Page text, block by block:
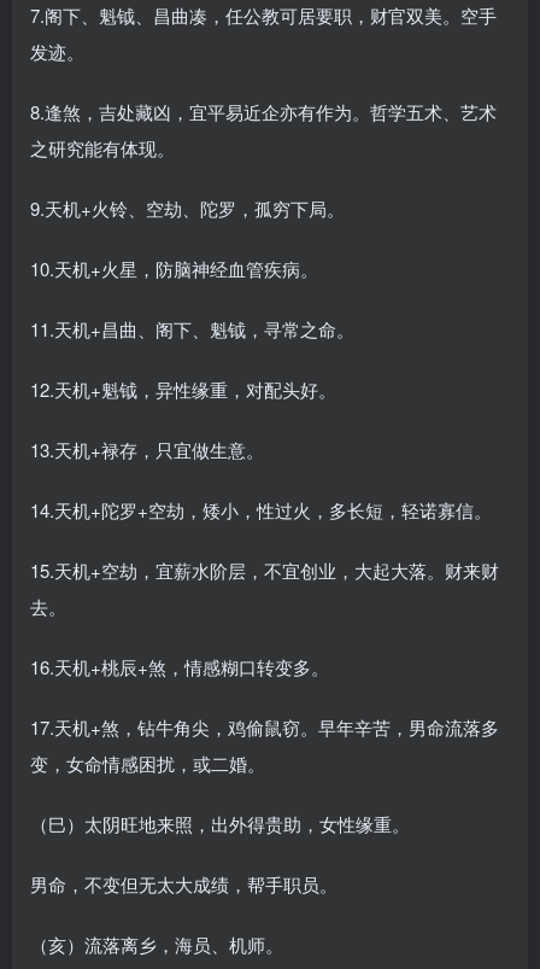
7.阁下、魁钺、昌曲凑，任公教可居要职，财官双美。空手
发迹。
8.逢煞，吉处藏凶，宜平易近企亦有作为。哲学五术、艺术
之研究能有体现。
9.天机+火铃、空劫、陀罗，孤穷下局。
10.天机+火星，防脑神经血管疾病。
11.天机+昌曲、阁下、魁钺，寻常之命。
12.天机+魁钺，异性缘重，对配头好。
13.天机+禄存，只宜做生意。
14.天机+陀罗+空劫，矮小，性过火，多长短，轻诺寡信。
15.天机+空劫，宜薪水阶层，不宜创业，大起大落。财来财
去。
16.天机+桃辰+煞，情感糊口转变多。
17.天机+煞，钻牛角尖，鸡偷鼠窃。早年辛苦，男命流落多
变，女命情感困扰，或二婚。
（巳）太阴旺地来照，出外得贵助，女性缘重。
男命，不变但无太大成绩，帮手职员。
（亥）流落离乡，海员、机师。